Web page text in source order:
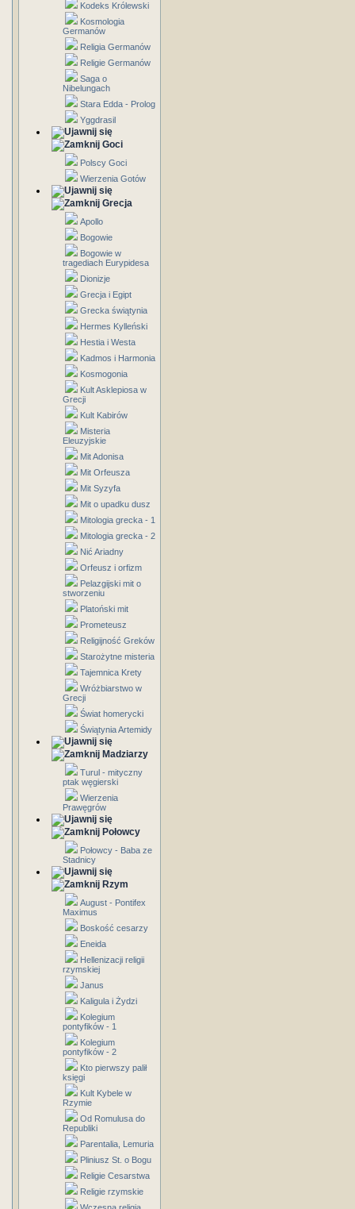
Kodeks Królewski
Kosmologia
Germanów
Religia Germanów
Religie Germanów
Saga o
Nibelungach
Stara Edda - Prolog
Yggdrasil
Goci
Polscy Goci
Wierzenia Gotów
Grecja
Apollo
Bogowie
Bogowie w
tragediach Eurypidesa
Dionizje
Grecja i Egipt
Grecka świątynia
Hermes Kylleński
Hestia i Westa
Kadmos i Harmonia
Kosmogonia
Kult Asklepiosa w
Grecji
Kult Kabirów
Misteria
Eleuzyjskie
Mit Adonisa
Mit Orfeusza
Mit Syzyfa
Mit o upadku dusz
Mitologia grecka - 1
Mitologia grecka - 2
Nić Ariadny
Orfeusz i orfizm
Pelazgijski mit o
stworzeniu
Platoński mit
Prometeusz
Religijność Greków
Starożytne misteria
Tajemnica Krety
Wróżbiarstwo w
Grecji
Świat homerycki
Świątynia Artemidy
Madziarzy
Turul - mityczny
ptak węgierski
Wierzenia
Prawęgrów
Połowcy
Połowcy - Baba ze
Stadnicy
Rzym
August - Pontifex
Maximus
Boskość cesarzy
Eneida
Hellenizacji religii
rzymskiej
Janus
Kaligula i Żydzi
Kolegium
pontyfików - 1
Kolegium
pontyfików - 2
Kto pierwszy palił
księgi
Kult Kybele w
Rzymie
Od Romulusa do
Republiki
Parentalia, Lemuria
Pliniusz St. o Bogu
Religie Cesarstwa
Religie rzymskie